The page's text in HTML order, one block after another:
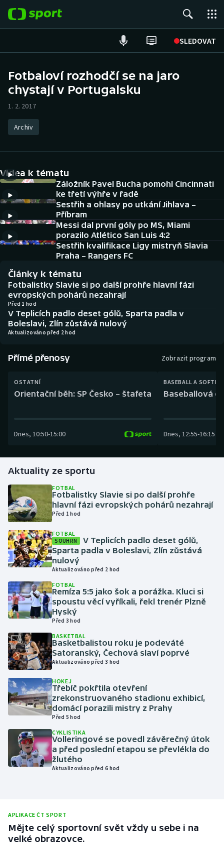
SLEDOVAT
Hokej
Atletika
DALŠÍ SPORTY
Americký fotbal
Baseball a softbal
Biatlon
Boby a skeleton
Box
Curling
Dostihy
Gymnastika
Házená
Jezdectví
Judo
Krasobruslení
Lezení
Lyže a snowboard
Moderní pětiboj
Motorsport
Olympijské hry
Parasport
Plavání
Plážový volejbal
Rychlobruslení
Rychlostní kanoistika
NEPŘEHLÉDNĚTE
Historické návraty
Aplikace ČT sport
AZ kvíz
Fotbaloví rozhodčí se na jaro
chystají v Portugalsku
1. 2. 2017
Archiv
Videa k tématu
Záložník Pavel Bucha pomohl Cincinnati
ke třetí výhře v řadě
Sestřih a ohlasy po utkání Jihlava –
Příbram
Messi dal první góly po MS, Miami
porazilo Atlético San Luis 4:2
Sestřih kvalifikace Ligy mistryň Slavia
Praha – Rangers FC
Články k tématu
Fotbalistky Slavie si po další prohře hlavní fázi
evropských pohárů nezahrají
Před 1 hod
V Teplicích padlo deset gólů, Sparta padla v
Boleslavi, Zlín zůstává nulový
Aktualizováno před 2 hod
Přímé přenosy Zobrazit program
OSTATNÍ
Orientační běh: SP Česko – štafeta
Dnes, 10:50-15:00
BASEBALL A
Baseballová
Dnes, 12:55-16:15
Aktuality ze sportu
FOTBAL
Fotbalistky Slavie si po další prohře
hlavní fázi evropských pohárů nezahrají
Před 1 hod
FOTBAL
SOUHRN
V Teplicích padlo deset gólů,
Sparta padla v Boleslavi, Zlín zůstává
nulový
Aktualizováno před 2 hod
FOTBAL
Remíza 5:5 jako šok a porážka. Kluci si
spoustu věcí vyříkali, řekl trenér Plzně
Hyský
Před 3 hod
BASKETBAL
Basketbalistou roku je podeváté
Satoranský, Čechová slaví poprvé
Aktualizováno před 3 hod
HOKEJ
Třebíč pokřtila otevření
zrekonstruovaného stadionu exhibicí,
domácí porazili mistry z Prahy
Před 5 hod
CYKLISTIKA
Volleringové se povedl závěrečný útok
a před poslední etapou se převlékla do
žlutého
Aktualizováno před 6 hod
APLIKACE ČT SPORT
Mějte celý sportovní svět vždy u sebe i na
velké obrazovce.